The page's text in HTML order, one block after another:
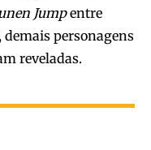
Jumpentre
personagens
reveladas.